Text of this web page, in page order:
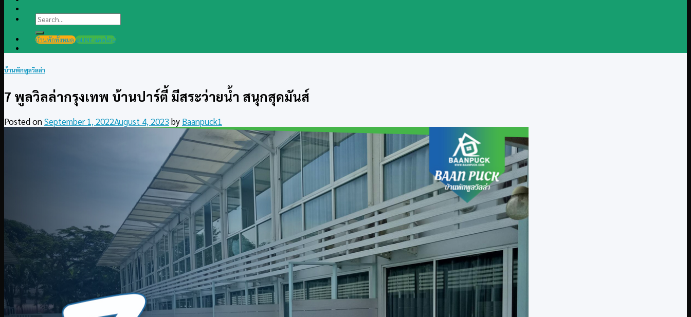
Search
for:
บ้านพักทั้งหมด @LINE แอดไลน์
บ้านพักพูลวิลล่า
7 พูลวิลล่ากรุงเทพ บ้านปาร์ตี้ มีสระว่ายน้ำ สนุกสุดมันส์
Posted onSeptember 1, 2022August 4, 2023 by Baanpuck1